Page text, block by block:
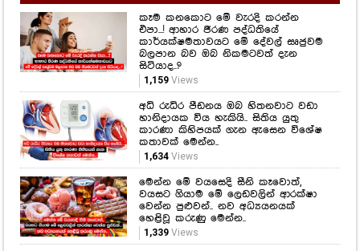
කෑම කනකොට මේ වැරදි කරන්න
එපා...! ආහාර ජීරණ පද්ධතියේ
කාර්යක්ෂමතාවයට මේ දේවල් සෘජුවම
බලපාන බව ඔබ නිකමටවත් දැන
සිටියාද..?
1,159Views
අධි රුධිර පීඩනය ඔබ හිතනවාට වඩා
හානිදායක විය හැකියි.. සිතිය යුතු
කාරණා කිහිපයක් ගැන ඇසෙන විශේෂ
කතාවක් මෙන්න..
1,634Views
මෙන්න මේ වයසෙදි සීනි කෑවොත්,
වයසට ගියාම මේ ලෙඩවලින් ආරක්ෂා
වෙන්න පුළුවන්.. නව අධ්‍යයනයක්
හෙළිවූ කරුණු මෙන්න..
1,339Views